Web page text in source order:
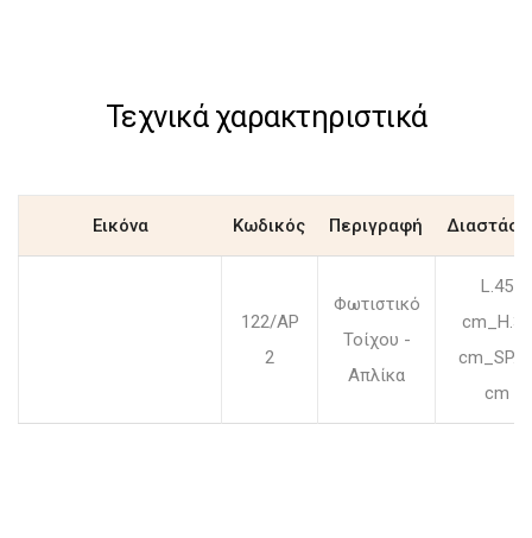
Τεχνικά χαρακτηριστικά
Εικόνα Κωδικός Περιγραφή
122/AP
2
Φωτιστικό
Τοίχου -
Απλίκα
L.45
cm_H.32
cm